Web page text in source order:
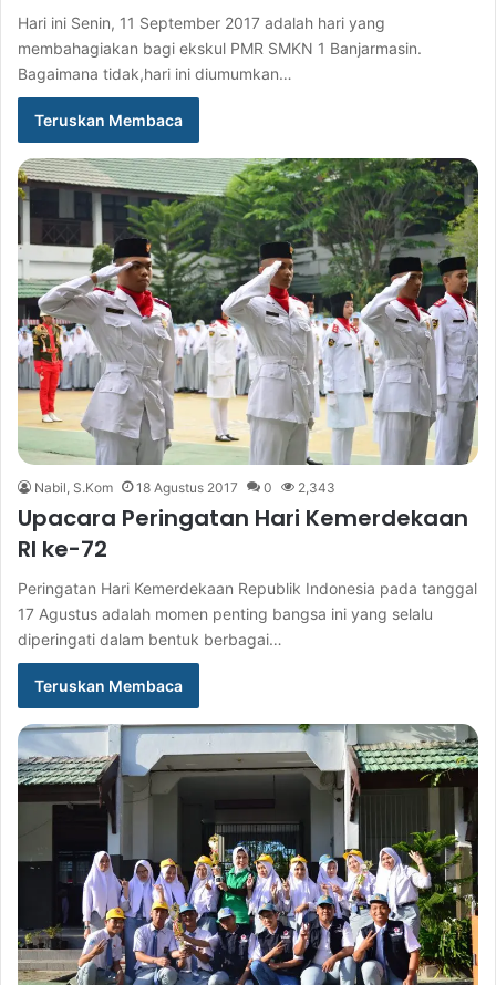
Hari ini Senin, 11 September 2017 adalah hari yang
membahagiakan bagi ekskul PMR SMKN 1 Banjarmasin.
Bagaimana tidak,hari ini diumumkan…
Teruskan Membaca
Nabil, S.Kom 18 Agustus 2017 0 2,343
Upacara Peringatan Hari Kemerdekaan
RI ke-72
Peringatan Hari Kemerdekaan Republik Indonesia pada tanggal
17 Agustus adalah momen penting bangsa ini yang selalu
diperingati dalam bentuk berbagai…
Teruskan Membaca